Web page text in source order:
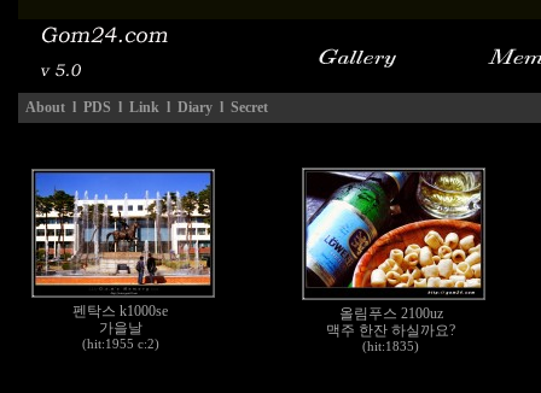
About l PDS l Link l Diary l Secret
펜탁스 k1000se
가을날
(hit:1955 c:2)
올림푸스 2100uz
맥주 한잔 하실까요?
(hit:1835)